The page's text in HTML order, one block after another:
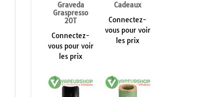
Graveda
Graspresso
20T
Connectez-
vous pour voir
les prix
Cadeaux
Connectez-
vous pour voir
les prix